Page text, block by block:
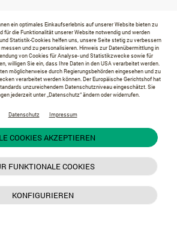
ein optimales Einkaufserlebnis auf unserer Website bieten zu
für die Funktionalität unserer Website notwendig und werden
Statistik-Cookies helfen uns, unsere Seite stetig zu verbessern
und zu personalisieren. Hinweis zur Datenübermittlung in
von Cookies für Analyse- und Statistikzwecke sowie für
willigen Sie ein, dass Ihre Daten in den USA verarbeitet werden.
möglicherweise durch Regierungsbehörden eingesehen und zu
verarbeitet werden können. Der Europäische Gerichtshof hat
unzureichendem Datenschutzniveau eingeschätzt. Sie
jederzeit unter „Datenschutz“ ändern oder widerrufen.
Datenschutz Impressum
COOKIES AKZEPTIEREN
FUNKTIONALE COOKIES
KONFIGURIEREN